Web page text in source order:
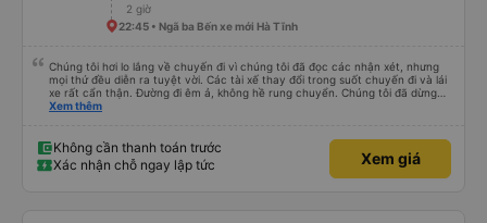
2 giờ
22:45 • Ngã ba Bến xe mới Hà Tĩnh
Chúng tôi hơi lo lắng về chuyến đi vì chúng tôi đã đọc các nhận xét, nhưng
mọi thứ đều diễn ra tuyệt vời. Các tài xế thay đổi trong suốt chuyến đi và lái
xe rất cẩn thận. Đường đi êm ả, không hề rung chuyển. Chúng tôi đã dừng
đủ số lần để đi vệ sinh và dừng lại để ăn tối. Nhìn chung, ghế ngồi có thể hơi
Xem thêm
Không cần thanh toán trước
Xác nhận chỗ ngay lập tức
Xem giá